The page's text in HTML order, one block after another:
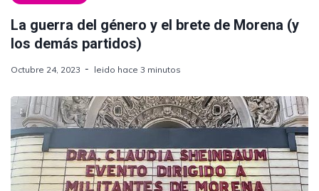
La guerra del género y el brete de Morena (y
los demás partidos)
Octubre 24, 2023 leido hace 3 minutos